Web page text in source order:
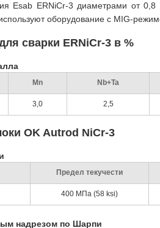
Esab ERNiCr-3 диаметрами от
оборудование с MIG-
сварки ERNiCr-3 в %
Mn Nb+Ta
3,0 2,5
OK Autrod NiCr-3
Предел текучести
400 МПа (58 ksi)
надрезом по Шарпи